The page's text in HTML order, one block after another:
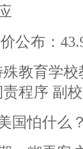
公布：
殊教育学
程序 副
国怕什么